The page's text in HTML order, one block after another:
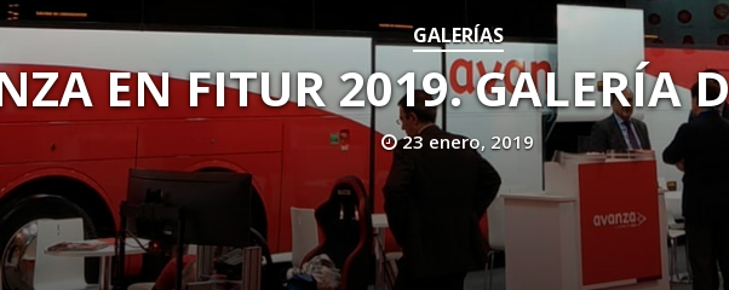
GALERÍAS
EN FITUR 2019. GALERÍA
23 enero, 2019